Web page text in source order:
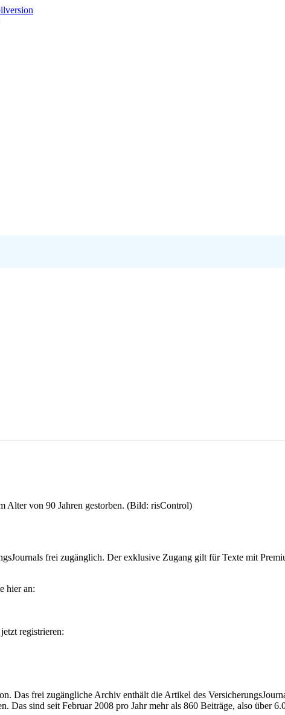
Alter von 90 Jahren gestorben. (Bild: risControl)
frei zugänglich. Der exklusive Zugang gilt für Texte mit
hier an:
registrieren:
Das frei zugängliche Archiv enthält die Artikel des
Das sind seit Februar 2008 pro Jahr mehr als 860 Beiträge, also über